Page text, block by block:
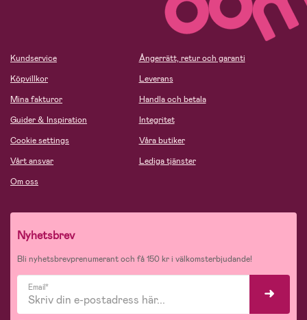
Kundservice
Köpvillkor
Mina fakturor
Guider & Inspiration
Cookie settings
Vårt ansvar
Om oss
Ångerrätt, retur och garanti
Leverans
Handla och betala
Integritet
Våra butiker
Lediga tjänster
Nyhetsbrev
Bli nyhetsbrevprenumerant och få 150 kr i välkomsterbjudande!
Email*